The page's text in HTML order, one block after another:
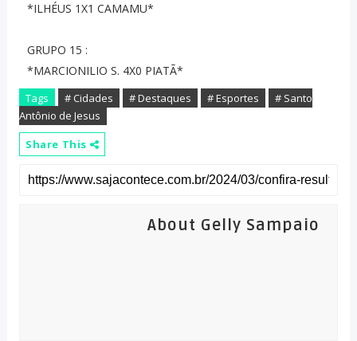
*ILHÉUS 1X1 CAMAMU*
GRUPO 15 :
*MARCIONILIO S. 4X0 PIATÃ*
Tags # Cidades # Destaques # Esportes
# Santo
Antônio de Jesus
Share This
About Gelly Sampaio